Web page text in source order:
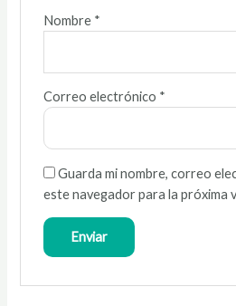
Nombre *
Correo electrónico *
Guarda mi nombre, correo
este navegador para la próxima